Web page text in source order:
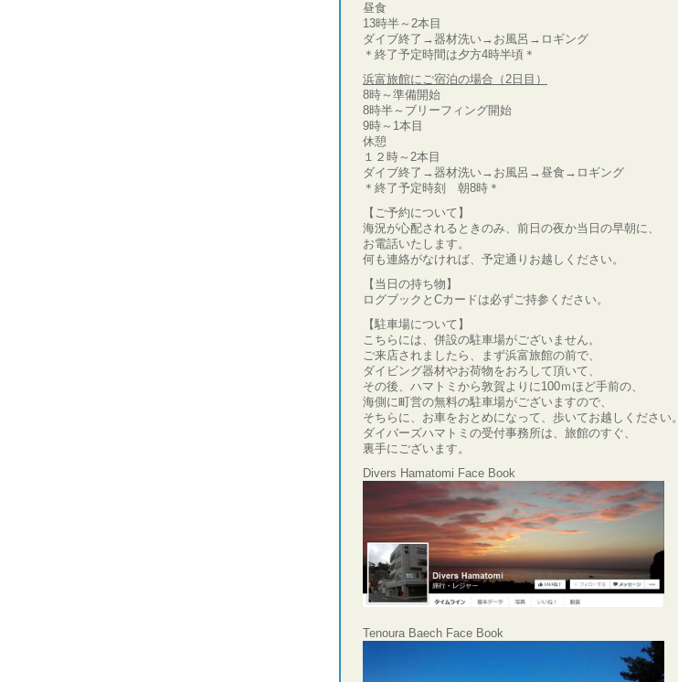
昼食
13時半～2本目
ダイブ終了→器材洗い→お風呂→ロギング
＊終了予定時間は夕方4時半頃＊
浜富旅館にご宿泊の場合（2日目）
8時～準備開始
8時半～ブリーフィング開始
9時～1本目
休憩
１２時～2本目
ダイブ終了→器材洗い→お風呂→昼食→ロギング
＊終了予定時刻 朝8時＊
【ご予約について】
海況が心配されるときのみ、前日の夜か当日の早朝に、
お電話いたします。
何も連絡がなければ、予定通りお越しください。
【当日の持ち物】
ログブックとCカードは必ずご持参ください。
【駐車場について】
こちらには、併設の駐車場がございません。
ご来店されましたら、まず浜富旅館の前で、
ダイビング器材やお荷物をおろして頂いて、
その後、ハマトミから敦賀よりに100ｍほど手前の、
海側に町営の無料の駐車場がございますので、
そちらに、お車をおとめになって、歩いてお越しください。
ダイバーズハマトミの受付事務所は、旅館のすぐ、
裏手にございます。
Divers Hamatomi Face Book
Tenoura Baech Face Book